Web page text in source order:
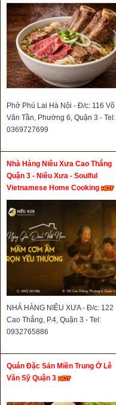
Phở Phú Lai Hà Nội - Đ/c: 116 Võ
Văn Tần, Phường 6, Quận 3 - Tel:
0369727699
Nhà Hàng Niêu Xưa Cao Thắng
Quận 3 - Niêu Xưa - Soulful
Vietnamese Home Cooking
NHÀ HÀNG NIÊU XƯA - Đ/c: 122
Cao Thắng, P.4, Quận 3 - Tel:
0932765886
Quán Đặc Sản Miền Trung Ở Lê
Văn Sỹ Quận 3